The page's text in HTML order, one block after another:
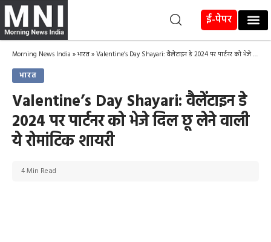
ई-पेपर
Morning News India »भारत»Valentine’s Day Shayari: वैलेंटाइन डे 2024 पर पार्टनर को भेजे दिल छू लेने वाली ये रोमांटिक शायरी
भारत
Valentine’s Day Shayari: वैलेंटाइन डे
2024 पर पार्टनर को भेजे दिल छू लेने वाली
ये रोमांटिक शायरी
4 Min Read